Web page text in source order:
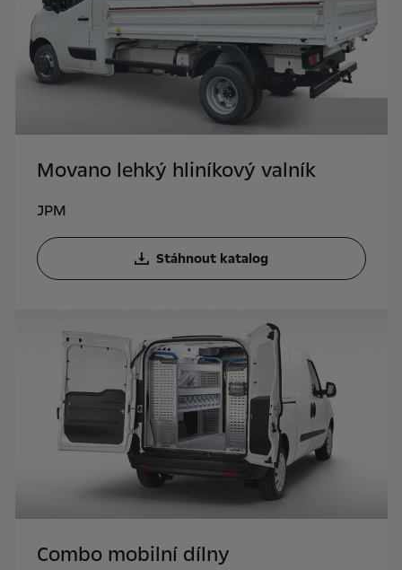
Movano lehký hliníkový valník
JPM
Stáhnout katalog
Combo mobilní dílny